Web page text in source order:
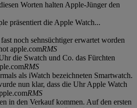
Worten halten Apple-Jünger den
präsentiert die Apple Watch...
noch sehnsüchtiger erwartet worden
apple.comRMS
die Swatch und Co. das Fürchten
RMS
als iWatch bezeichneten Smartwatch.
nun klar, dass die Uhr Apple Watch
RMS
in den Verkauf kommen. Auf den ersten